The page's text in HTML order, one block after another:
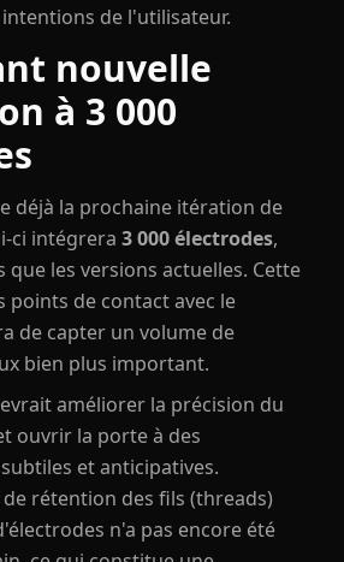
de l'utilisateur.
nouvelle
à 3 000
déjà la prochaine itération de
ci intégrera 3 000 électrodes,
les versions actuelles. Cette
points de contact avec le
de capter un volume de
bien plus important.
améliorer la précision du
ouvrir la porte à des
et anticipatives.
rétention des fils (threads)
n'a pas encore été